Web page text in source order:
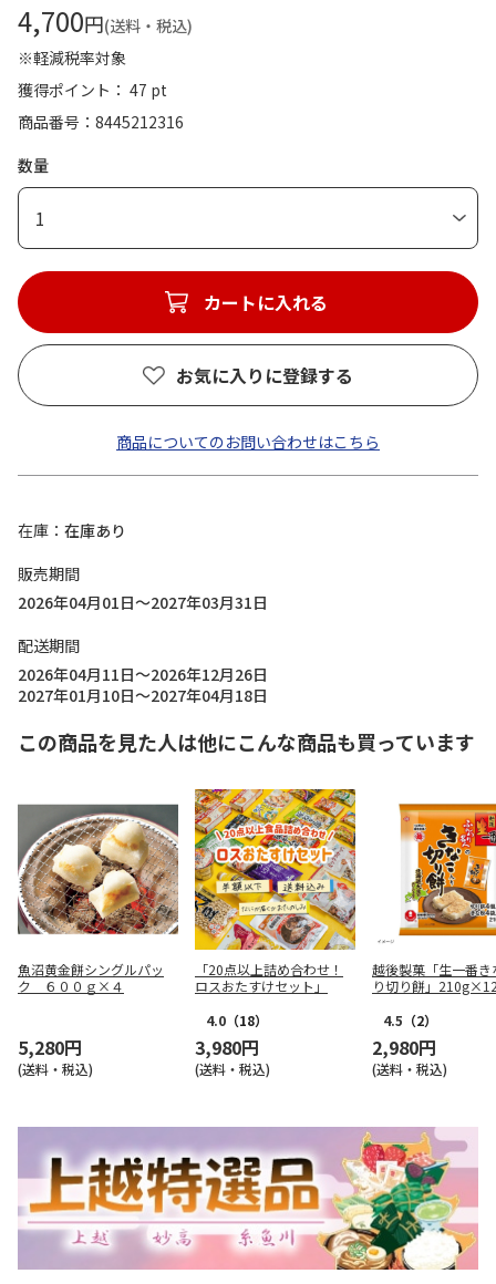
4,700円(送料・税込)
※軽減税率対象
獲得ポイント： 47 pt
商品番号
8445212316
数量
1
カートに入れる
お気に入りに登録する
商品についてのお問い合わせはこちら
在庫
在庫あり
販売期間
2026年04月01日～2027年03月31日
配送期間
2026年04月11日～2026年12月26日
2027年01月10日～2027年04月18日
この商品を見た人は他にこんな商品も買っています
魚沼黄金餅シングルパッ
ク ６００ｇ×４
5,280円
(送料・税込)
「20点以上詰め合わせ！
ロスおたすけセット」
4.0 （18）
3,980円
(送料・税込)
越後製菓「生一番き
り切り餅」
4.5 （2）
2,980円
(送料・税込)